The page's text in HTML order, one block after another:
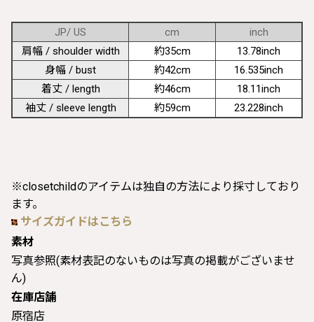
JP/ US cm
inch
肩幅 / shoulder width
約35cm
13.78inch
身幅 / bust
約42cm
16.535inch
着丈 / length
約46cm
18.11inch
袖丈 / sleeve length
約59cm 23.228inch
※closetchildのアイテムは独自の方法により採寸しており
ます。
サイズガイドはこちら
素材
写真参照(素材表記のないものは写真の掲載がございませ
ん)
在庫店舗
原宿店